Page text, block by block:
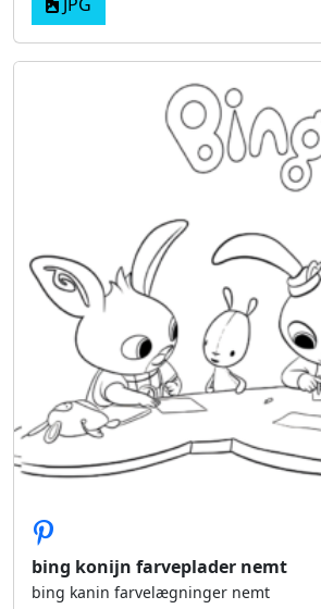
bing konijn farveplader nemt
bing kanin farvelægninger nemt